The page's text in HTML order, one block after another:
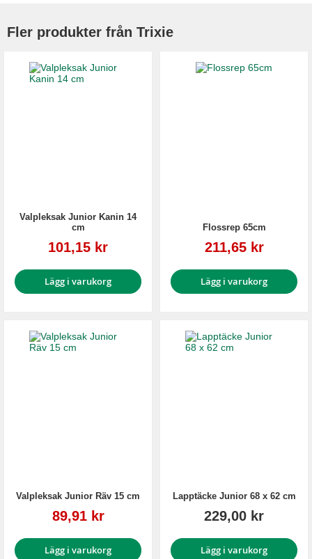
Fler produkter från Trixie
Valpleksak Junior Kanin 14
cm
Reapris
101,15 kr
Lägg i varukorg
Flossrep 65cm
Reapris
211,65 kr
Lägg i varukorg
Valpleksak Junior Räv 15 cm
Reapris
89,91 kr
Lägg i varukorg
Lapptäcke Junior 68 x 62 cm
229,00 kr
Lägg i varukorg